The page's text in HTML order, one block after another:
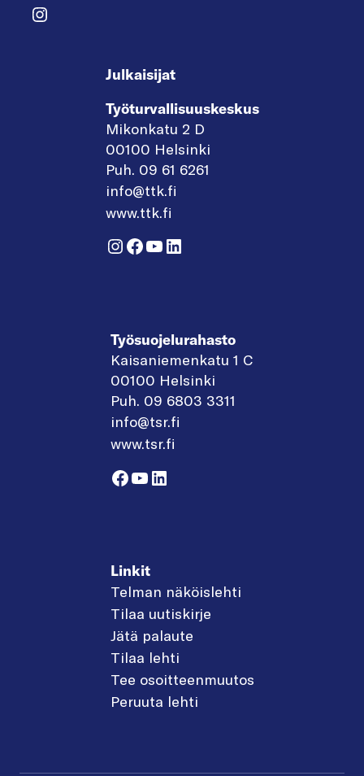
Instagram
Julkaisijat
Työturvallisuuskeskus
Mikonkatu 2 D
00100 Helsinki
Puh. 09 61 6261
info@ttk.fi
www.ttk.fi
Instagram
Facebook
YouTube
LinkedIn
Työsuojelurahasto
Kaisaniemenkatu 1 C
00100 Helsinki
Puh. 09 6803 3311
info@tsr.fi
www.tsr.fi
Facebook
YouTube
LinkedIn
Linkit
Telman näköislehti
Tilaa uutiskirje
Jätä palaute
Tilaa lehti
Tee osoitteenmuutos
Peruuta lehti